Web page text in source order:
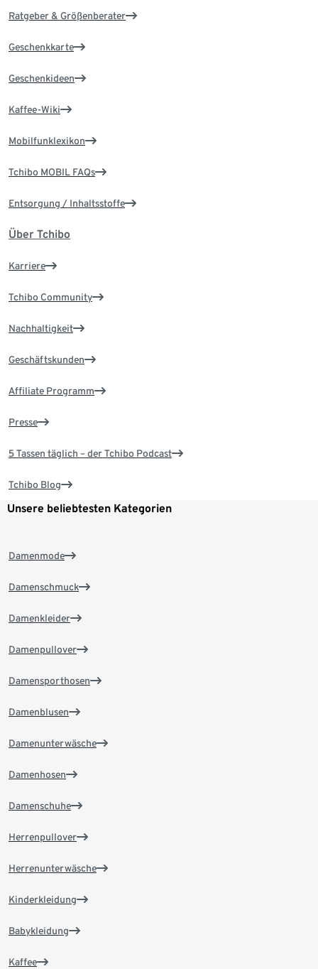
Ratgeber & Größenberater
Geschenkkarte
Geschenkideen
Kaffee-Wiki
Mobilfunklexikon
Tchibo MOBIL FAQs
Entsorgung / Inhaltsstoffe
Über Tchibo
Karriere
Tchibo Community
Nachhaltigkeit
Geschäftskunden
Affiliate Programm
Presse
5 Tassen täglich – der Tchibo Podcast
Tchibo Blog
Unsere beliebtesten Kategorien
Damenmode
Damenschmuck
Damenkleider
Damenpullover
Damensporthosen
Damenblusen
Damenunterwäsche
Damenhosen
Damenschuhe
Herrenpullover
Herrenunterwäsche
Kinderkleidung
Babykleidung
Kaffee